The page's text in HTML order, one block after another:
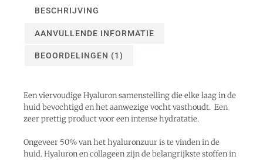
BESCHRIJVING
AANVULLENDE INFORMATIE
BEOORDELINGEN (1)
Een viervoudige Hyaluron samenstelling die elke laag in de
huid bevochtigd en het aanwezige vocht vasthoudt. Een
zeer prettig product voor een intense hydratatie.
Ongeveer 50% van het hyaluronzuur is te vinden in de
huid. Hyaluron en collageen zijn de belangrijkste stoffen in